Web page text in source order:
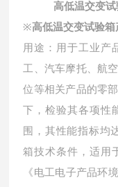
高低温交变
※高低温交变试验箱
用途：用于工业产
工、汽车摩托、航
位等相关产品的零
下，检验其各项性
围，其性能指标均
箱技术条件，适用
《电工电子产品环